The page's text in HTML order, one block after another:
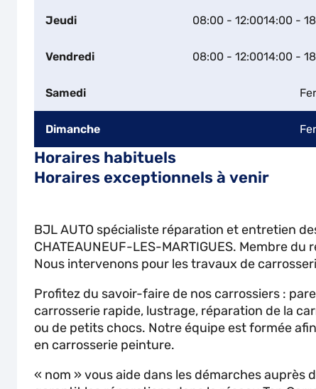
Jeudi 08:00 - 12:0014:00 -
Vendredi 08:00 - 12:0014:00 -
Samedi
Dimanche
Horaires habituels
Horaires exceptionnels à venir
BJL AUTO spécialiste réparation et entretien
CHATEAUNEUF-LES-MARTIGUES. Membre du
Nous intervenons pour les travaux de
Profitez du savoir-faire de nos carrossiers :
carrosserie rapide, lustrage, réparation de la
ou de petits chocs. Notre équipe est formée
en carrosserie peinture.
« nom »vous aide dans les démarches auprès